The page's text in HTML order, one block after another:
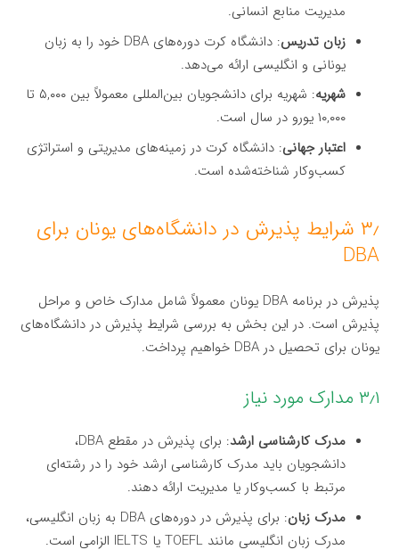
مدیریت منابع انسانی.
زبان تدریس
: دانشگاه کرت دوره‌های DBA خود را به زبان
یونانی و انگلیسی ارائه می‌دهد.
شهریه
: شهریه برای دانشجویان بین‌المللی معمولاً بین ۵,۰۰۰ تا
۱۰,۰۰۰ یورو در سال است.
اعتبار جهانی: دانشگاه کرت در زمینه‌های مدیریتی و استراتژی
کسب‌وکار شناخته‌شده است.
۳٫ شرایط پذیرش در دانشگاه‌های یونان برای
DBA
پذیرش در برنامه DBA یونان معمولاً شامل مدارک خاص و مراحل
پذیرش است. در این بخش به بررسی شرایط پذیرش در دانشگاه‌های
یونان برای تحصیل در DBA خواهیم پرداخت.
۳٫۱ مدارک مورد نیاز
مدرک کارشناسی ارشد
: برای پذیرش در مقطع DBA،
دانشجویان باید مدرک کارشناسی ارشد خود را در رشته‌ای
مرتبط با کسب‌وکار یا مدیریت ارائه دهند.
مدرک زبان
: برای پذیرش در دوره‌های DBA به زبان انگلیسی،
مدرک زبان انگلیسی مانند TOEFL یا IELTS الزامی است.